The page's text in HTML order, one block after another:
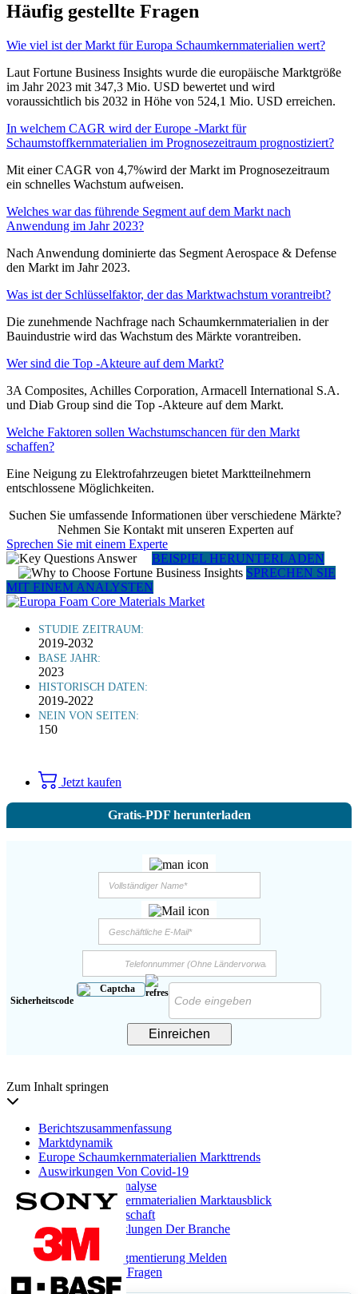
Häufig gestellte Fragen
Wie viel ist der Markt für Europa Schaumkernmaterialien wert?
Laut Fortune Business Insights wurde die europäische Marktgröße
im Jahr 2023 mit 347,3 Mio. USD bewertet und wird
voraussichtlich bis 2032 in Höhe von 524,1 Mio. USD erreichen.
In welchem ​​CAGR wird der Europe -Markt für
Schaumstoffkernmaterialien im Prognosezeitraum prognostiziert?
Mit einer CAGR von 4,7%wird der Markt im Prognosezeitraum
ein schnelles Wachstum aufweisen.
Welches war das führende Segment auf dem Markt nach
Anwendung im Jahr 2023?
Nach Anwendung dominierte das Segment Aerospace & Defense
den Markt im Jahr 2023.
Was ist der Schlüsselfaktor, der das Marktwachstum vorantreibt?
Die zunehmende Nachfrage nach Schaumkernmaterialien in der
Bauindustrie wird das Wachstum des Märkte vorantreiben.
Wer sind die Top -Akteure auf dem Markt?
3A Composites, Achilles Corporation, Armacell International S.A.
und Diab Group sind die Top -Akteure auf dem Markt.
Welche Faktoren sollen Wachstumschancen für den Markt
schaffen?
Eine Neigung zu Elektrofahrzeugen bietet Marktteilnehmern
entschlossene Möglichkeiten.
Suchen Sie umfassende Informationen über verschiedene Märkte?
Nehmen Sie Kontakt mit unseren Experten auf
Sprechen Sie mit einem Experte
BEISPIEL HERUNTERLADEN
SPRECHEN SIE
MIT EINEM ANALYSTEN
STUDIE ZEITRAUM:
2019-2032
BASE JAHR:
2023
HISTORISCH DATEN:
2019-2022
NEIN VON SEITEN:
150
Jetzt kaufen
Gratis-PDF herunterladen
Sicherheitscode
Einreichen
Zum Inhalt springen
Berichtszusammenfassung
Marktdynamik
Europe Schaumkernmaterialien Markttrends
Auswirkungen Von Covid-19
Segmentierungsanalyse
Europa Schaumkernmaterialien Marktausblick
Wettbewerbslandschaft
SchlüSselentwicklungen Der Branche
Berichterstattung
Rahmen Und Segmentierung Melden
HäUfig Gestellte Fragen